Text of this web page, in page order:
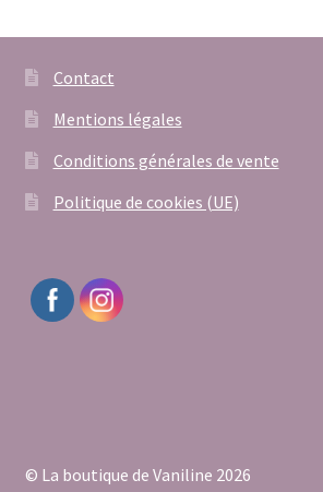
Contact
Mentions légales
Conditions générales de vente
Politique de cookies (UE)
© La boutique de Vaniline 2026